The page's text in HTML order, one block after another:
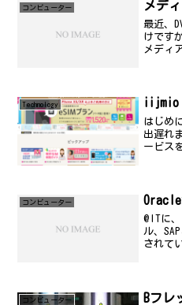
コンビューター メデ
最近、
けです
メディ
構、エ
Technology iijmio
はじめ
出遅れ
ービス
コンビューター
@ITに
ル、
されて
ど、ラ
コンビューター Bフレ